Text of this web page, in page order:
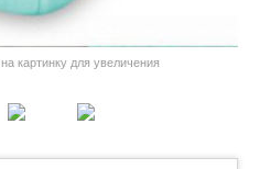
картинку для увеличения